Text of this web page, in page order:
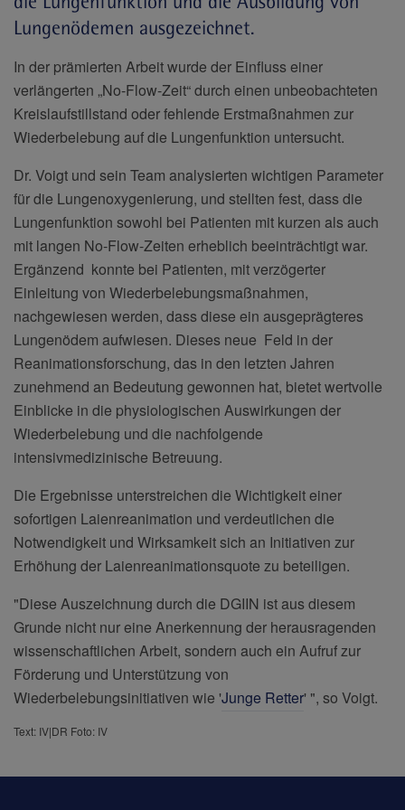
Lungenödemen ausgezeichnet.
In der prämierten Arbeit wurde der Einfluss einer
verlängerten „No-Flow-Zeit“ durch einen unbeobachteten
Kreislaufstillstand oder fehlende Erstmaßnahmen zur
Wiederbelebung auf die Lungenfunktion untersucht.
Dr. Voigt und sein Team analysierten wichtigen Parameter
für die Lungenoxygenierung, und stellten fest, dass die
Lungenfunktion sowohl bei Patienten mit kurzen als auch
mit langen No-Flow-Zeiten erheblich beeinträchtigt war.
Ergänzend konnte bei Patienten, mit verzögerter
Einleitung von Wiederbelebungsmaßnahmen,
nachgewiesen werden, dass diese ein ausgeprägteres
Lungenödem aufwiesen. Dieses neue Feld in der
Reanimationsforschung, das in den letzten Jahren
zunehmend an Bedeutung gewonnen hat, bietet wertvolle
Einblicke in die physiologischen Auswirkungen der
Wiederbelebung und die nachfolgende
intensivmedizinische Betreuung.
Die Ergebnisse unterstreichen die Wichtigkeit einer
sofortigen Laienreanimation und verdeutlichen die
Notwendigkeit und Wirksamkeit sich an Initiativen zur
Erhöhung der Laienreanimationsquote zu beteiligen.
"Diese Auszeichnung durch die DGIIN ist aus diesem
Grunde nicht nur eine Anerkennung der herausragenden
wissenschaftlichen Arbeit, sondern auch ein Aufruf zur
Förderung und Unterstützung von
Wiederbelebungsinitiativen wie 'Junge Retter' ", so Voigt.
Text: IV|DR Foto: IV